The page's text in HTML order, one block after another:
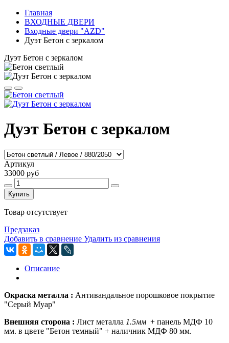
Главная
ВХОДНЫЕ ДВЕРИ
Входные двери "AZD"
Дуэт Бетон с зеркалом
Дуэт Бетон с зеркалом
Дуэт Бетон с зеркалом
Артикул
33000 руб
Купить
Товар отсутствует
Предзаказ
Добавить в сравнение Удалить из сравнения
Описание
Окраска металла : Антивандальное порошковое покрытие
"Серый Муар"
Внешняя сторона : Лист металла 1.5мм + панель МДФ 10
мм. в цвете "Бетон темный" + наличник МДФ 80 мм.